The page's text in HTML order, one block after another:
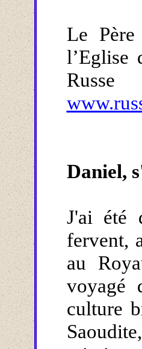
Le
l’Eglise
Russe
Daniel,
J'ai été
fervent,
au
voyagé
culture